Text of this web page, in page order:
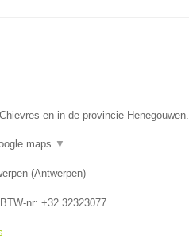
en in de provincie Henegouwen.
maps ▼
(Antwerpen)
nr: +32 32323077